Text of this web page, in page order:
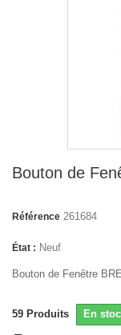
Bouton de
Référence 261684
État : Neuf
Bouton de Fenêtre
59 Produits En